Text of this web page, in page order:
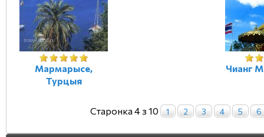
Мармарысе,
Турцыя
Чианг
Старонка 4 з 10 1 2 3 4 5 6